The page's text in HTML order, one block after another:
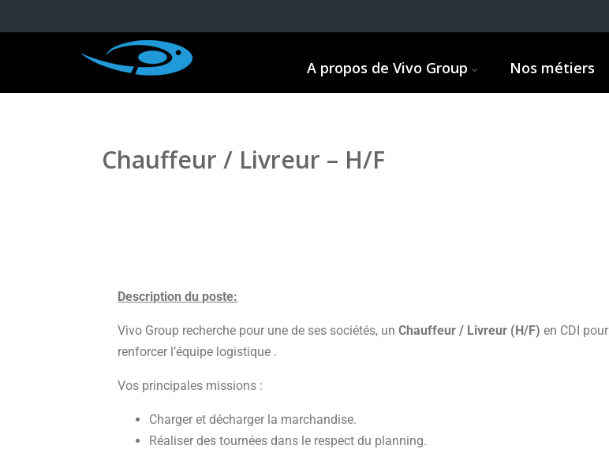
A propos de Vivo Group Nos métiers
Chauffeur / Livreur – H/F
Description du poste:
Vivo Group recherche pour une de ses sociétés, unChauffeur / Livreur (H/F)en CDI pour
renforcer l’équipe logistique .
Vos principales missions :
Charger et décharger la marchandise.
Réaliser des tournées dans le respect du planning.